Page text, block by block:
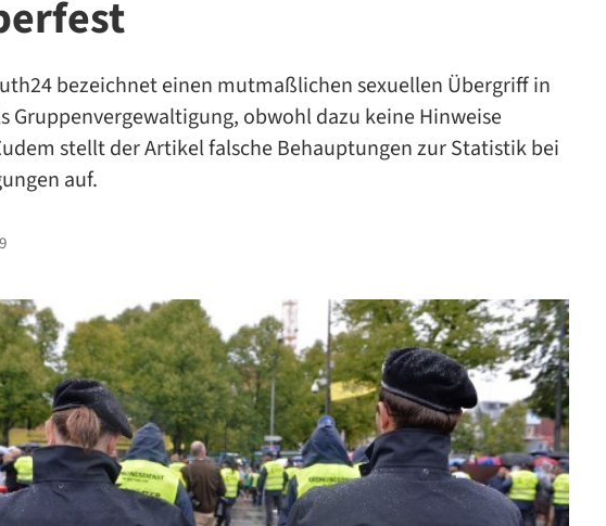
bezeichnet einen mutmaßlichen sexuellen Übergriff in
Gruppenvergewaltigung, obwohl dazu keine Hinweise
stellt der Artikel falsche Behauptungen zur Statistik bei
auf.